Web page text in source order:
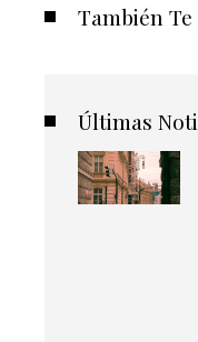
También
Últimas